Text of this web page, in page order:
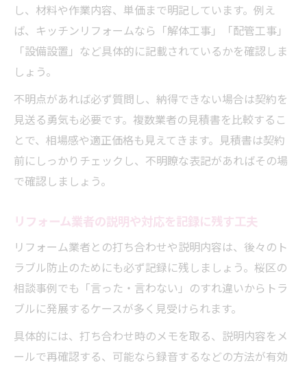
し、材料や作業内容、単価まで明記しています。例え
ば、キッチンリフォームなら「解体工事」「配管工事」
「設備設置」など具体的に記載されているかを確認しま
しょう。
不明点があれば必ず質問し、納得できない場合は契約を
見送る勇気も必要です。複数業者の見積書を比較するこ
とで、相場感や適正価格も見えてきます。見積書は契約
前にしっかりチェックし、不明瞭な表記があればその場
で確認しましょう。
リフォーム業者の説明や対応を記録に残す工夫
リフォーム業者との打ち合わせや説明内容は、後々のト
ラブル防止のためにも必ず記録に残しましょう。桜区の
相談事例でも「言った・言わない」のすれ違いからトラ
ブルに発展するケースが多く見受けられます。
具体的には、打ち合わせ時のメモを取る、説明内容をメ
ールで再確認する、可能なら録音するなどの方法が有効